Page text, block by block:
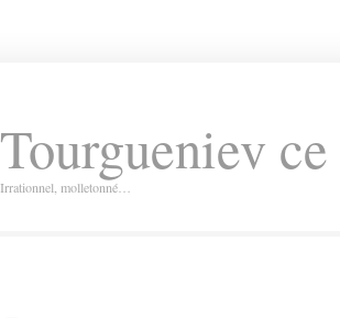
Tourgueniev
Irrationnel, molletonné…